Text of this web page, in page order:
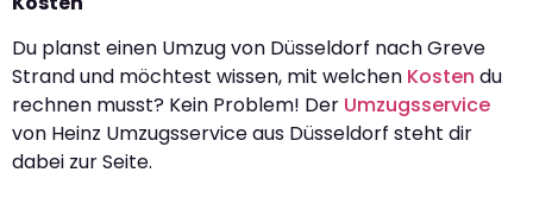
Du planst einen Umzug von Düsseldorf nach Greve
Strand und möchtest wissen, mit welchen Kosten du
rechnen musst? Kein Problem! Der Umzugsservice
von Heinz Umzugsservice aus Düsseldorf steht dir
dabei zur Seite.